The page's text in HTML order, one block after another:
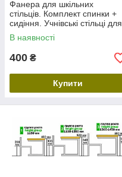
Фанера для шкільних
стільців. Комплект спинки +
сидіння. Учнівські стільці для
школи. Заміна стільниць парт
В наявності
400 ₴
Купити